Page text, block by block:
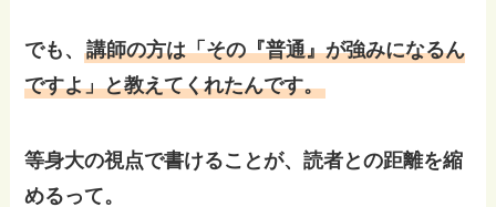
でも、講師の方は「その『普通』が強みになるん
ですよ」と教えてくれたんです。
等身大の視点で書けることが、読者との距離を縮
めるって。